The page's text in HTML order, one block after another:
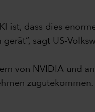
dass dies
sagt US-
von NVIDIA und
zugutekommen.